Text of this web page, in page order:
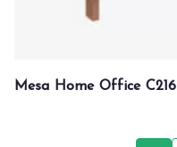
Mesa Home Office C216